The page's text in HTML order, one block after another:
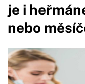
je i
nebo